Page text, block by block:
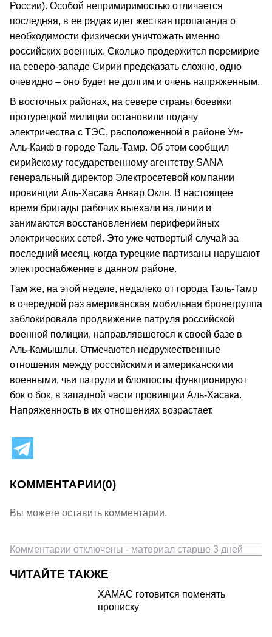
России). Особой непримиримостью отличается
последняя, в ее рядах идет жесткая пропаганда о
необходимости физически уничтожать именно
российских военных. Сколько продержится перемирие
на северо-западе Сирии предсказать сложно, одно
очевидно – оно будет не долгим и очень напряженным.
В восточных районах, на севере страны боевики
протурецкой милиции остановили подачу
электричества с ТЭС, расположенной в районе Ум-
Аль-Каиф в городе Таль-Тамр. Об этом сообщил
сирийскому государственному агентству SANA
генеральный директор Электросетевой компании
провинции Аль-Хасака Анвар Окля. В настоящее
время бригады рабочих выехали на линии и
занимаются восстановлением периферийных
электрических сетей. Это уже четвертый случай за
последний месяц, когда турецкие партизаны нарушают
электроснабжение в данном районе.
Там же, на этой неделе, недалеко от города Таль-Тамр
в очередной раз американская мобильная бронегруппа
заблокировала продвижение патруля российской
военной полиции, направлявшегося к своей базе в
Аль-Камышлы. Отмечаются недружественные
отношения между российскими и американскими
военными, чьи патрули и блокпосты функционируют
бок о бок, в западной части провинции Аль-Хасака.
Напряженность в их отношениях возрастает.
КОММЕНТАРИИ(0)
Вы можете оставить комментарии.
Комментарии отключены - материал старше 3 дней
ЧИТАЙТЕ ТАКЖЕ
ХАМАС готовится поменять
прописку